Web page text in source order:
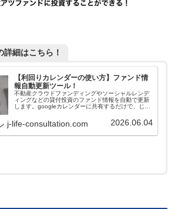
細はこちら！
【利回りカレンダーの使い方】ファンド情
報自動更新ツール！
不動産クラウドファンディングやソーシャルレンデ
ィングなどの貸付投資のファンド情報を自動で更新
します。googleカレンダーに共有するだけで、じぇ
自動更新されます。使い方や導入方法を解説してい
ます。
j-life-consultation.com 2026.06.04